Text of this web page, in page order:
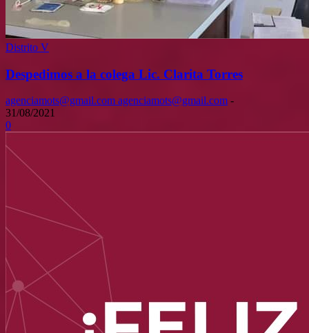
Distrito V
Despedimos a la colega Lic. Clarita Torres
agenciamots@gmail.com agenciamots@gmail.com -
31/08/2021
0